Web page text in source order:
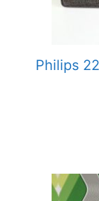
Philips